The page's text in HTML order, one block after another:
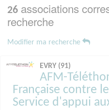
26 associations
recherche
Modifier ma recherche
EVRY (91)
AFM-
Française contre
Service d'appui